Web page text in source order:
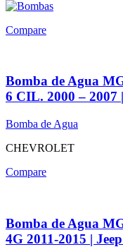
Compare
Bomba de Agua
6 CIL. 2000 – 2007
Bomba de Agua
CHEVROLET
Compare
Bomba de Agua
4G 2011-2015 |